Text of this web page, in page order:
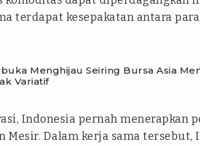
terdapat kesepakatan antara
Menghijau Seiring Bursa Asia
Variatif
Indonesia pernah menerapkan
Mesir. Dalam kerja sama tersebut,